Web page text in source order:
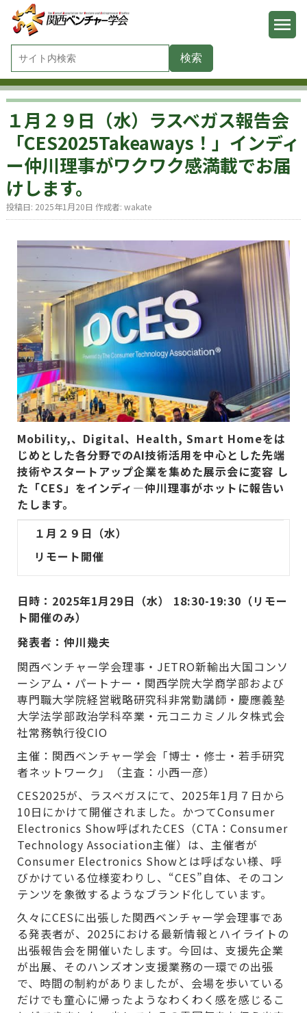
１月２９日（水）ラスベガス報告会
「CES2025Takeaways！」インディ
ー仲川理事がワクワク感満載でお届
けします。
投稿日: 2025年1月20日 作成者: wakate
Mobility,、Digital、Health, Smart Homeをは
じめとした各分野でのAI技術活用を中心とした先端
技術やスタートアップ企業を集めた展示会に変容 し
た「CES」をインディ―仲川理事がホットに報告い
たします。
１月 ２９ 日（水）
リモート開催
日時：2025年1月29日（水） 18:30-19:30（リモー
ト開催のみ）
発表者：仲川幾夫
関西ベンチャー学会理事・JETRO新輸出大国コンソ
ーシアム・パートナー・関西学院大学商学部および
専門職大学院経営戦略研究科非常勤講師・慶應義塾
大学法学部政治学科卒業・元コニカミノルタ株式会
社常務執行役CIO
主催：関西ベンチャー学会「博士・修士・若手研究
者ネットワーク」（主査：小西一彦）
CES2025が、ラスベガスにて、2025年1月７日から
10日にかけて開催されました。かつてConsumer
Electronics Show呼ばれたCES（CTA：Consumer
Technology Association主催）は、主催者が
Consumer Electronics Showとは呼ばない様、呼
びかけている位様変わりし、“CES”自体、そのコン
テンツを象徴するようなブランド化しています。
久々にCESに出張した関西ベンチャー学会理事であ
る発表者が、2025における最新情報とハイライトの
出張報告会を開催いたします。今回は、支援先企業
が出展、そのハンズオン支援業務の一環での出張
で、時間の制約がありましたが、会場を歩いている
だけでも童心に帰ったようなわくわく感を感じるこ